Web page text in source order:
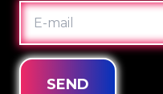
E-
MAIL
SEND